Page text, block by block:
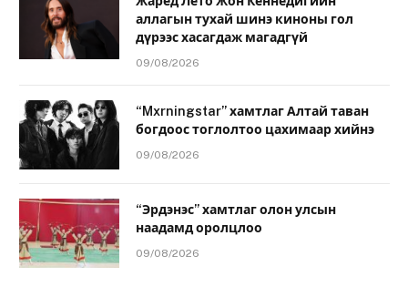
аллагын тухай шинэ киноны гол
дүрээс хасагдаж магадгүй
09/08/2026
“Mxrningstar” хамтлаг Алтай таван
богдоос тоглолтоо цахимаар хийнэ
09/08/2026
“Эрдэнэс” хамтлаг олон улсын
наадамд оролцлоо
09/08/2026